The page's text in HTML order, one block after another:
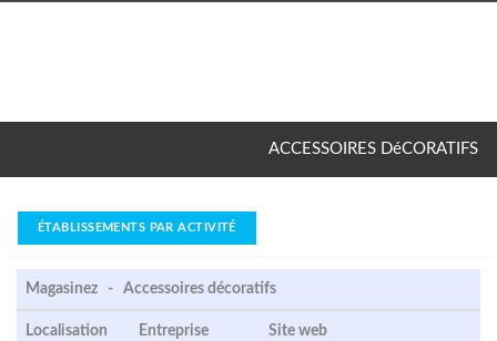
ACCESSOIRES DéCORATIFS
ÉTABLISSEMENTS PAR ACTIVITÉ
Magasinez - Accessoires décoratifs
Localisation Entreprise Site web